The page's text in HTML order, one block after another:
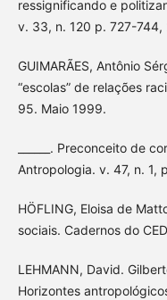
ressignificando e
v. 33, n. 120 p. 727-744,
GUIMARÃES, Antônio
“escolas” de relações
95. Maio 1999.
______. Preconceito de
Antropologia. v. 47, n. 1,
HÖFLING, Eloisa de
sociais. Cadernos do
LEHMANN, David.
Horizontes